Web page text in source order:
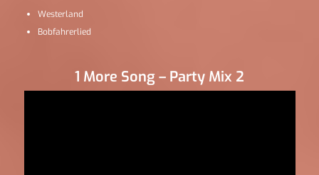
Westerland
Bobfahrerlied
1 More Song – Party Mix 2